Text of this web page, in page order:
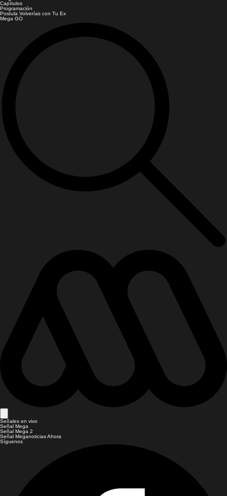
Capítulos
Programación
Postula Volverías con Tu Ex
Mega GO
Señales en vivo
Señal Mega
Señal Mega 2
Señal Meganoticias Ahora
Síguenos